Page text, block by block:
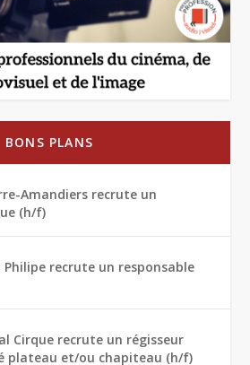
BONS PLANS
Amandiers recrute un
(h/f)
Philipe recrute un responsable
Cirque recrute un régisseur
plateau et/ou chapiteau (h/f)